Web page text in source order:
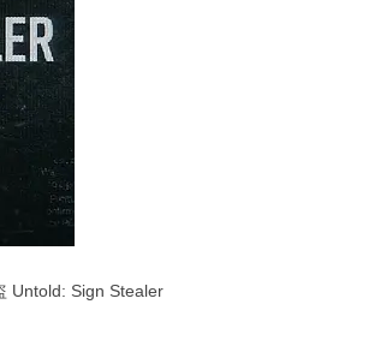
火箭
x1!
Sign Stealer